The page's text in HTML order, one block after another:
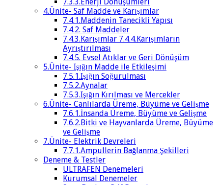
4.Ünite- Saf Madde ve Karışımlar
7.4.1.Maddenin Tanecikli Yapısı
7.4.2. Saf Maddeler
7.4.3.Karışımlar 7.4.4.Karışımların
Ayrıştırılması
7.4.5. Evsel Atıklar ve Geri Dönüşüm
5.Ünite- Işığın Madde ile Etkileşimi
7.5.1.Işığın Soğurulması
7.5.2.Aynalar
7.5.3.Işığın Kırılması ve Mercekler
6.Ünite- Canlılarda Üreme, Büyüme ve Gelişme
7.6.1.İnsanda Üreme, Büyüme ve Gelişme
7.6.2.Bitki ve Hayvanlarda Üreme, Büyüme
ve Gelişme
7.Ünite- Elektrik Devreleri
7.7.1.Ampullerin Bağlanma Şekilleri
Deneme & Testler
ULTRAFEN Denemeleri
Kurumsal Denemeler